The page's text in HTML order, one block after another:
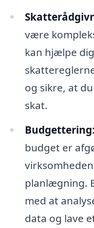
være
kan hjælpe
og sikre, at
skat.
Budgettering:
budget er
planlægning.
med at
data og lave